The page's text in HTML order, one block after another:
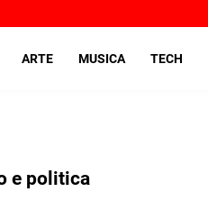
ARTE MUSICA TECH
e politica